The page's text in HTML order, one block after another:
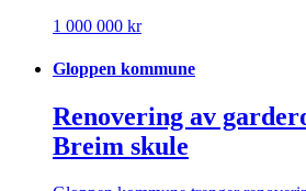
1 000 000 kr
Gloppen kommune
Renovering av
Breim skule